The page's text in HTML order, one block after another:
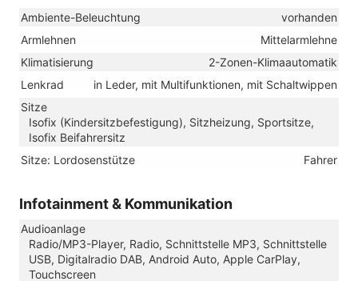
Ambiente-Beleuchtung
vorhanden
Armlehnen
Mittelarmlehne
Klimatisierung
2-Zonen-Klimaautomatik
Lenkrad
in Leder, mit Multifunktionen, mit Schaltwippen
Sitze
Isofix (Kindersitzbefestigung), Sitzheizung, Sportsitze,
Isofix Beifahrersitz
Sitze: Lordosenstütze
Fahrer
Infotainment & Kommunikation
Audioanlage
Radio/MP3-Player, Radio, Schnittstelle MP3, Schnittstelle
USB, Digitalradio DAB, Android Auto, Apple CarPlay,
Touchscreen